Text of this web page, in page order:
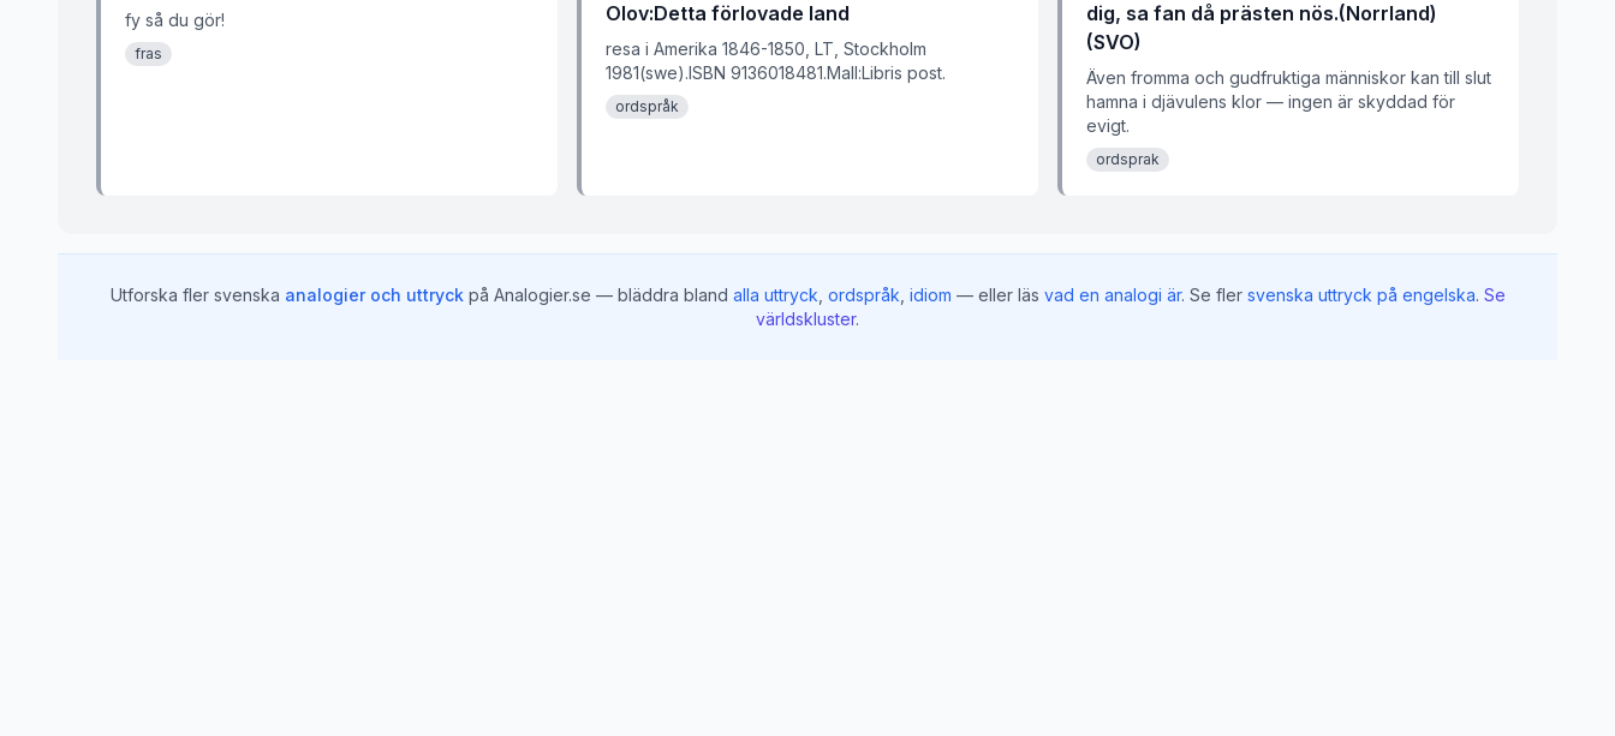
fy så du gör!
fras
Olov:Detta förlovade land
resa i Amerika 1846-1850, LT, Stockholm
1981(swe).ISBN 9136018481.Mall:Libris post.
ordspråk
dig, sa fan då prästen nös.(Norrland)
(SVO)
Även fromma och gudfruktiga människor kan till slut
hamna i djävulens klor — ingen är skyddad för
evigt.
ordsprak
Utforska fler svenska analogier och uttryck på Analogier.se — bläddra bland alla uttryck ordspråk idiom — eller läs vad en analogi är. Se fler svenska uttryck på engelska. Se
världskluster.